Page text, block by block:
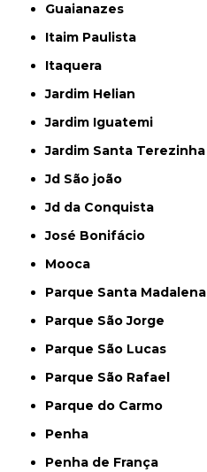
Guaianazes
Itaim Paulista
Itaquera
Jardim Helian
Jardim Iguatemi
Jardim Santa Terezinha
Jd São joão
Jd da Conquista
José Bonifácio
Mooca
Parque Santa Madalena
Parque São Jorge
Parque São Lucas
Parque São Rafael
Parque do Carmo
Penha
Penha de França